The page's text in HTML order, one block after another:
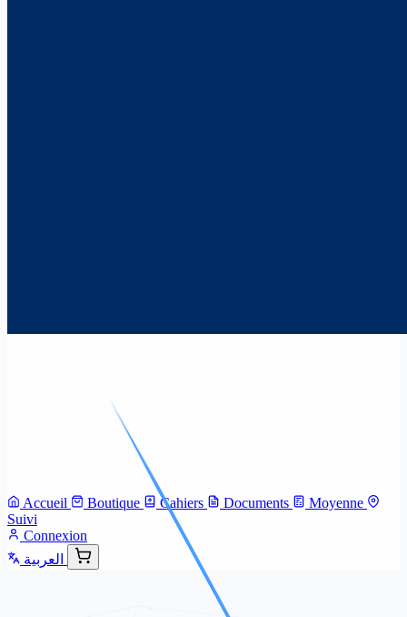
Accueil Boutique Cahiers Documents
Moyenne
Suivi
Connexion
العربية